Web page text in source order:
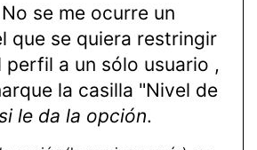
se me ocurre un
que se quiera restringir
perfil a un sólo usuario ,
la casilla "Nivel de
le da la opción.